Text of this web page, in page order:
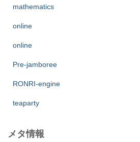
mathematics
online
online
Pre-jamboree
RONRI-engine
teaparty
メタ情報